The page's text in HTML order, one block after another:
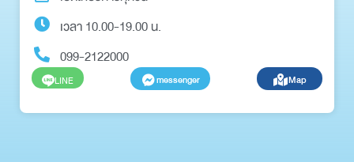
เวลา 10.00-19.00 น.
099-2122000
LINE messenger Map